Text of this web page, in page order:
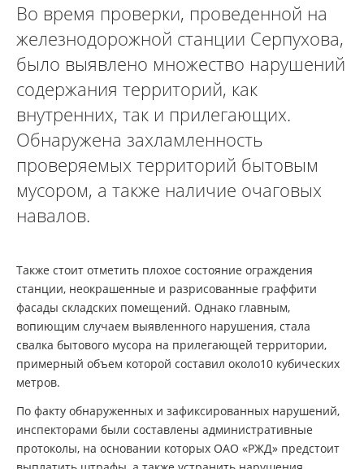
Во время проверки, проведенной на
железнодорожной станции Серпухова,
было выявлено множество нарушений
содержания территорий, как
внутренних, так и прилегающих.
Обнаружена захламленность
проверяемых территорий бытовым
мусором, а также наличие очаговых
навалов.
Также стоит отметить плохое состояние ограждения
станции, неокрашенные и разрисованные граффити
фасады складских помещений. Однако главным,
вопиющим случаем выявленного нарушения, стала
свалка бытового мусора на прилегающей территории,
примерный объем которой составил около10 кубических
метров.
По факту обнаруженных и зафиксированных нарушений,
инспекторами были составлены административные
протоколы, на основании которых ОАО «РЖД» предстоит